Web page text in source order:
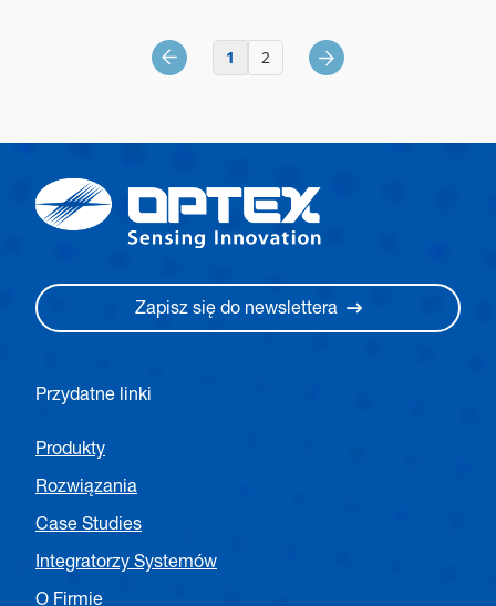
1 2
Zapisz się do newslettera
Przydatne linki
Produkty
Rozwiązania
Case Studies
Integratorzy Systemów
O Firmie